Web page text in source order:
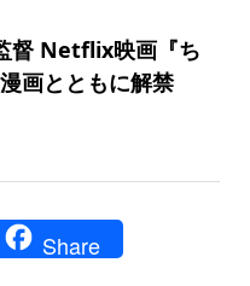
督 Netflix映画『ち
画とともに解禁
Share